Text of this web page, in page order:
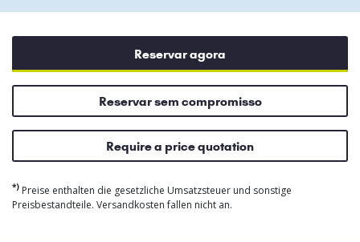
Reservar agora
Reservar sem compromisso
Require a price quotation
*) Preise enthalten die gesetzliche Umsatzsteuer und sonstige
Preisbestandteile. Versandkosten fallen nicht an.